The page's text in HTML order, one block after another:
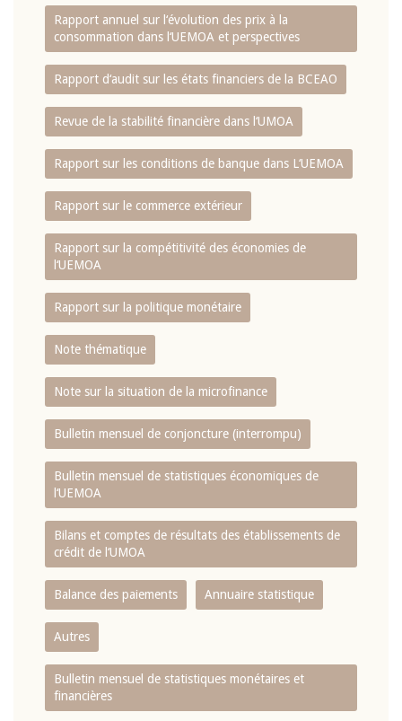
Rapport annuel sur l‘évolution des prix à la
consommation dans l‘UEMOA et perspectives
Rapport d‘audit sur les états financiers de la BCEAO
Revue de la stabilité financière dans l‘UMOA
Rapport sur les conditions de banque dans L‘UEMOA
Rapport sur le commerce extérieur
Rapport sur la compétitivité des économies de
l‘UEMOA
Rapport sur la politique monétaire
Note thématique
Note sur la situation de la microfinance
Bulletin mensuel de conjoncture (interrompu)
Bulletin mensuel de statistiques économiques de
l‘UEMOA
Bilans et comptes de résultats des établissements de
crédit de l‘UMOA
Balance des paiements Annuaire statistique
Autres
Bulletin mensuel de statistiques monétaires et
financières